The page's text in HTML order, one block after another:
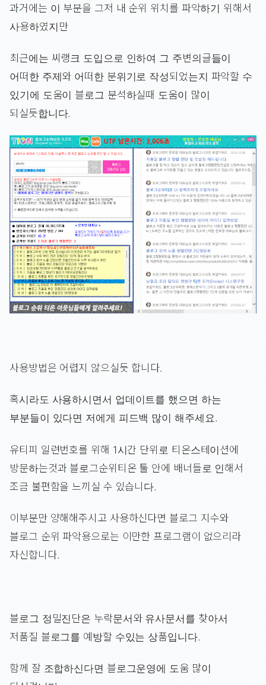
과거에는 이 부분을 그저 내 순위 위치를 파악하기 위해서
사용하였지만
최근에는 씨랭크 도입으로 인하여 그 주변의글들이
어떠한 주제와 어떠한 분위기로 작성되었는지 파악할 수
있기에 도움이 블로그 분석하실때 도움이 많이
되실듯합니다.
사용방법은 어렵지 않으실듯 합니다.
혹시라도 사용하시면서 업데이트를 했으면 하는
부분들이 있다면 저에게 피드백 많이 해주세요.
유티피 일련번호를 위해 1시간 단위로 티온스테이션에
방문하는것과 블로그순위티온 툴 안에 배너들로 인해서
조금 불편함을 느끼실 수 있습니다.
이부분만 양해해주시고 사용하신다면 블로그 지수와
블로그 순위 파악용으로는 이만한 프로그램이 없으리라
자신합니다.
블로그 정밀진단은 누락문서와 유사문서를 찾아서
저품질 블로그를 예방할 수있는 상품입니다.
함께 잘 조합하신다면 블로그운영에 도움 많이